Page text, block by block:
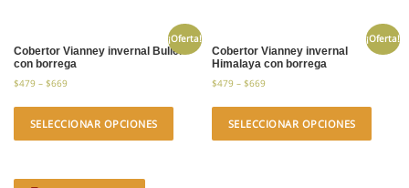
¡Oferta!
Cobertor Vianney invernal Buller
con borrega
$479 – $669
SELECCIONAR OPCIONES
¡Oferta!
Cobertor Vianney invernal
Himalaya con borrega
$479 –$669
SELECCIONAR OPCIONES